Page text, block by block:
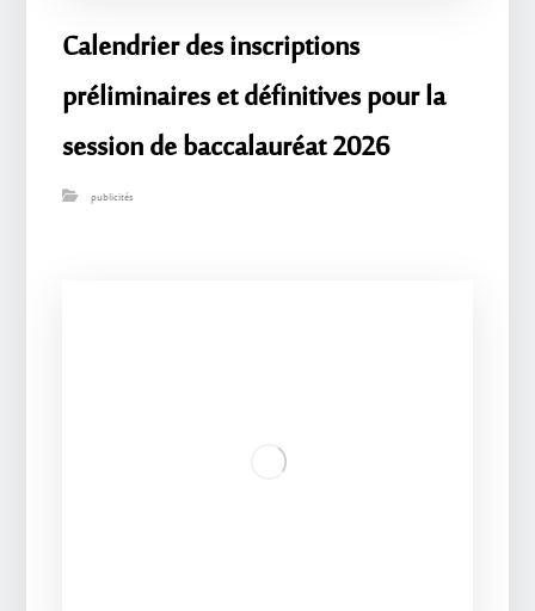
Calendrier des inscriptions
préliminaires et définitives pour la
session de baccalauréat 2026
publicités